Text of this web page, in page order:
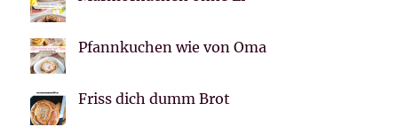
Pfannkuchen wie von Oma
Friss dich dumm Brot